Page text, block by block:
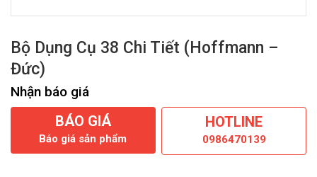
Bộ Dụng Cụ 38 Chi Tiết (Hoffmann –
Đức)
Nhận báo giá
BÁO GIÁ
Báo giá sản phẩm
HOTLINE
0986470139